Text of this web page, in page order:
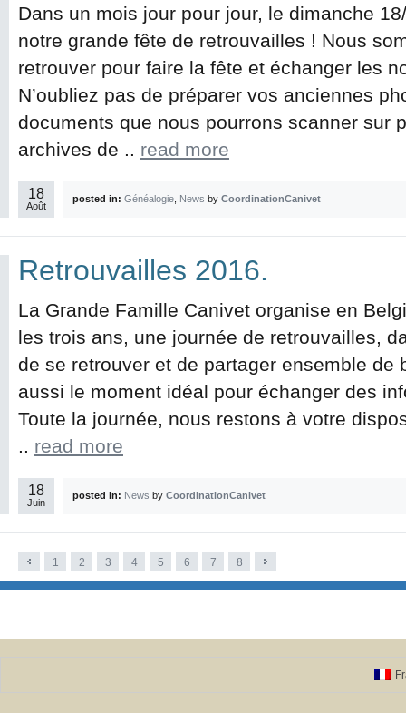
Dans un mois jour pour jour, le dimanche
notre grande fête de retrouvailles ! Nous
retrouver pour faire la fête et échanger les
N’oubliez pas de préparer vos anciennes
documents que nous pourrons scanner sur
archives de .. read more
18
Août
posted in: Généalogie News by CoordinationCanivet
Retrouvailles 2016.
La Grande Famille Canivet organise en
les trois ans, une journée de retrouvailles,
de se retrouver et de partager ensemble de
aussi le moment idéal pour échanger des
Toute la journée, nous restons à votre
.. read more
18
Juin
posted in: News by CoordinationCanivet
1 2 3 4 5 6 7 8